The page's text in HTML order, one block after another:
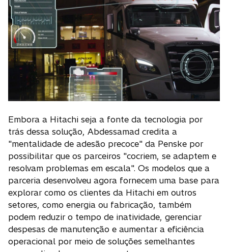
Embora a Hitachi seja a fonte da tecnologia por
trás dessa solução, Abdessamad credita a
"mentalidade de adesão precoce" da Penske por
possibilitar que os parceiros "cocriem, se adaptem e
resolvam problemas em escala". Os modelos que a
parceria desenvolveu agora fornecem uma base para
explorar como os clientes da Hitachi em outros
setores, como energia ou fabricação, também
podem reduzir o tempo de inatividade, gerenciar
despesas de manutenção e aumentar a eficiência
operacional por meio de soluções semelhantes